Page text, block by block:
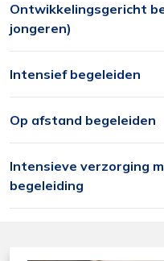
Ontwikkelingsgericht
jongeren)
Intensief begeleiden
Op afstand begeleiden
Intensieve verzorging
begeleiding